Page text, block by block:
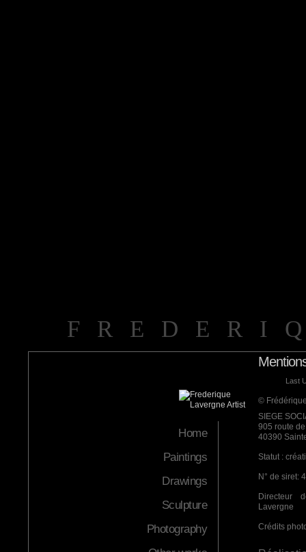
Home
Paintings
Drawings
Sculpture
Photography
Last
©
SIEGE
905 route
40390
Statut :
N° de siret:
Directeur
Lavergne
Crédits